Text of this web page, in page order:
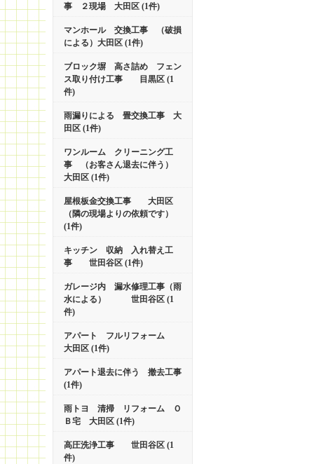
事 ２現場 大田区 (1件)
マンホール 交換工事 （破損
による）大田区 (1件)
ブロック塀 高さ詰め フェン
ス取り付け工事 目黒区 (1
件)
雨漏りによる 畳交換工事 大
田区 (1件)
ワンルーム クリーニング工
事 （お客さん退去に伴う）
大田区 (1件)
屋根板金交換工事 大田区
（隣の現場よりの依頼です）
(1件)
キッチン 収納 入れ替え工
事 世田谷区 (1件)
ガレージ内 漏水修理工事（雨
水による） 世田谷区 (1
件)
アパート フルリフォーム
大田区 (1件)
アパート退去に伴う 撤去工事
(1件)
雨トヨ 清掃 リフォーム Ｏ
Ｂ宅 大田区 (1件)
高圧洗浄工事 世田谷区 (1
件)